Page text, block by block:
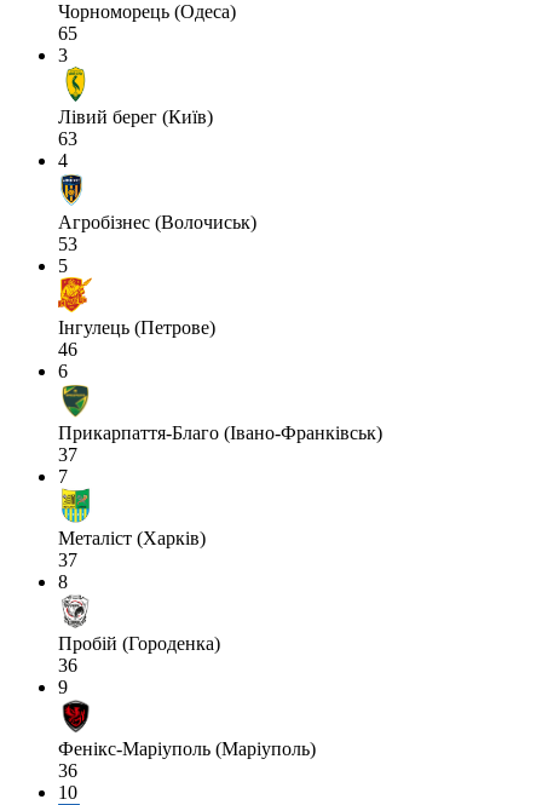
Чорноморець (Одеса)
65
3
Лівий берег (Київ)
63
4
Агробізнес (Волочиськ)
53
5
Інгулець (Петрове)
46
6
Прикарпаття-Благо (Івано-Франківськ)
37
7
Металіст (Харків)
37
8
Пробій (Городенка)
36
9
Фенікс-Маріуполь (Маріуполь)
36
10